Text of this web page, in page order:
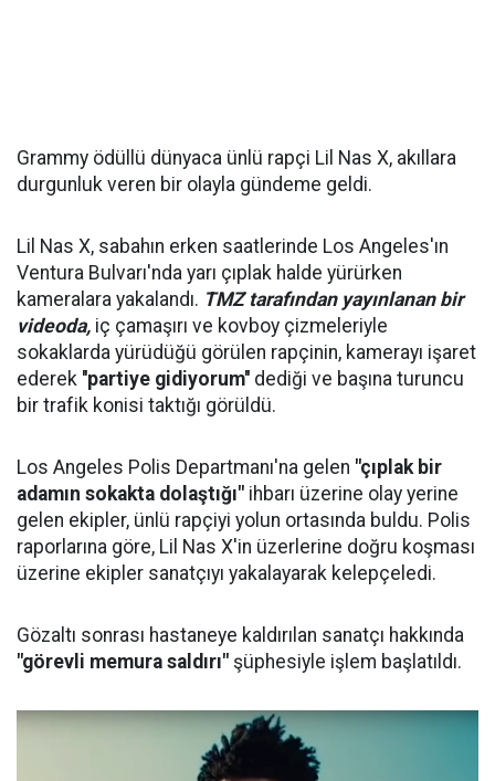
Grammy ödüllü dünyaca ünlü rapçi Lil Nas X, akıllara
durgunluk veren bir olayla gündeme geldi.
Lil Nas X, sabahın erken saatlerinde Los Angeles'ın
Ventura Bulvarı'nda yarı çıplak halde yürürken
kameralara yakalandı. TMZ tarafından yayınlanan bir
videoda, iç çamaşırı ve kovboy çizmeleriyle
sokaklarda yürüdüğü görülen rapçinin, kamerayı işaret
ederek ''partiye gidiyorum'' dediği ve başına turuncu
bir trafik konisi taktığı görüldü.
Los Angeles Polis Departmanı'na gelen "çıplak bir
adamın sokakta dolaştığı" ihbarı üzerine olay yerine
gelen ekipler, ünlü rapçiyi yolun ortasında buldu. Polis
raporlarına göre, Lil Nas X'in üzerlerine doğru koşması
üzerine ekipler sanatçıyı yakalayarak kelepçeledi.
Gözaltı sonrası hastaneye kaldırılan sanatçı hakkında
"görevli memura saldırı" şüphesiyle işlem başlatıldı.